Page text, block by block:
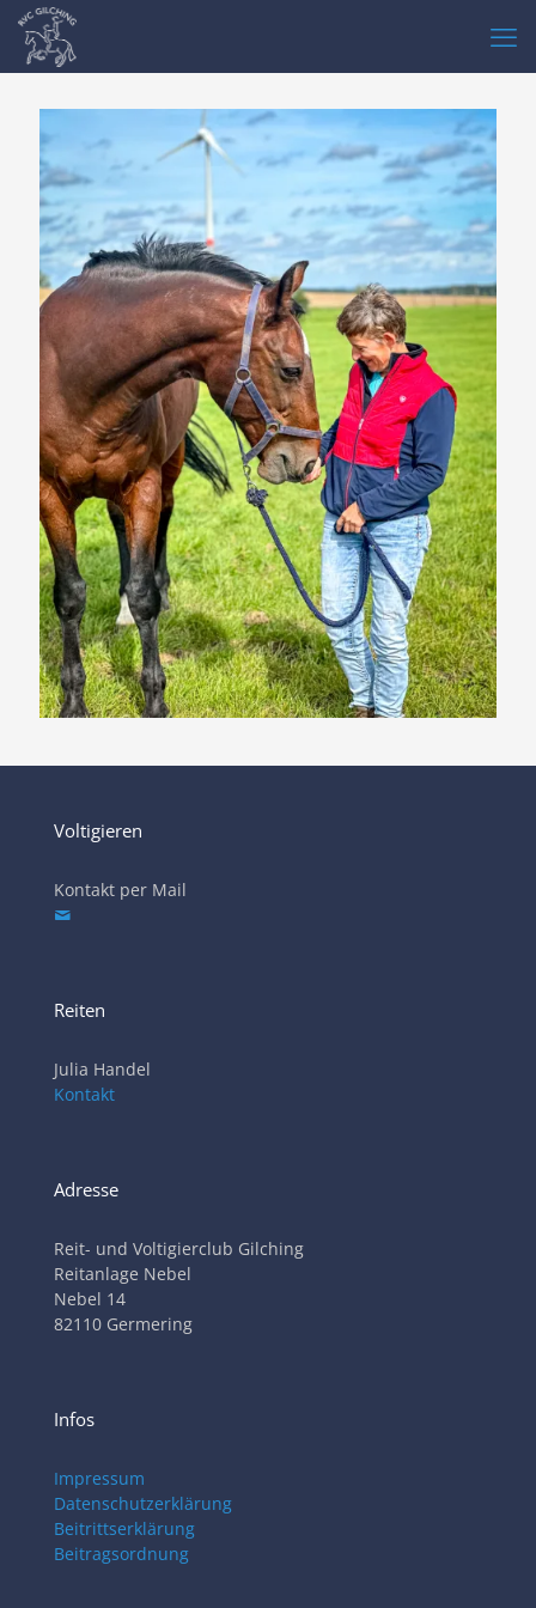
Voltigieren
Kontakt per Mail
Reiten
Julia Handel
Kontakt
Adresse
Reit- und Voltigierclub Gilching
Reitanlage Nebel
Nebel 14
82110 Germering
Infos
Impressum
Datenschutzerklärung
Beitrittserklärung
Beitragsordnung